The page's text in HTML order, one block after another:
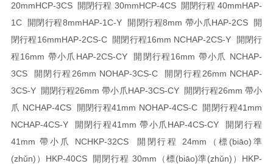
20mmHCP-3CS 開閉行程 30mmHCP-4CS 開閉行程 40mmHAP-
1C 開閉行程8mmHAP-1C-Y 開閉行程8mm 帶小爪HAP-2CS 開
閉行程16mmHAP-2CS-C 開閉行程16mm NCHAP-2CS-Y 開閉行
程16mm 帶小爪 HAP-2CS-CY 開閉行程16mm 帶小爪 NCHAP-
3CS 開閉行程26mm NOHAP-3CS-C 開閉行程26mm NCHAP-
3CS-Y 開閉行程26mm 帶小爪HAP-3CS-CY 開閉行程26mm 帶小
爪 NCHAP-4CS 開閉行程41mm NOHAP-4CS-C 開閉行程41mm
NCHAP-4CS-Y 開閉行程41mm 帶小爪 HAP-4CS-CY 開閉行程
41mm 帶小爪 NCHKP-32CS 開閉行程 24mm（標(biāo)準
(zhǔn)） HKP-40CS 開閉行程 30mm（標(biāo)準(zhǔn)） HKP-